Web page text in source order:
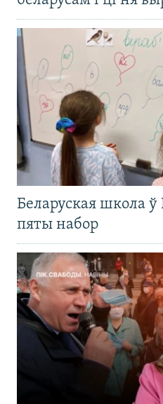
Беларуская школа
пяты набор